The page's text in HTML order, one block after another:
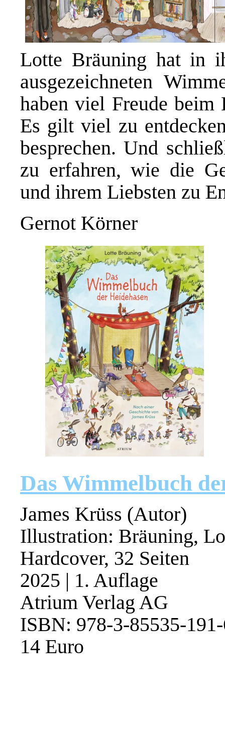
Lotte Bräuning hat in
ausgezeichneten
haben viel Freude beim
Es gilt viel zu
besprechen. Und
zu erfahren, wie die
und ihrem Liebsten zu
Gernot Körner
Das Wimmelbuch
James Krüss (Autor)
Illustration: Bräuning,
Hardcover, 32 Seiten
2025 | 1. Auflage
Atrium Verlag AG
ISBN: 978-3-85535-
14 Euro